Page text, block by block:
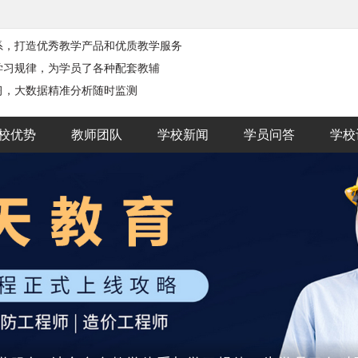
打造优秀教学产品和优质教学服务
规律，为学员了各种配套教辅
大数据精准分析随时监测
优势 教师团队 学校新闻 学员问答 学